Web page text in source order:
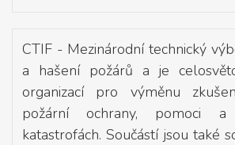
CTIF - Mezinárodní technický
a hašení požárů a je
organizací pro výměnu
požární ochrany, pomoci
katastrofách. Součástí jsou také